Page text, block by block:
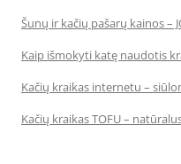
Šunų ir kačių pašarų kainos –
Kaip išmokyti katę naudotis
Kačių kraikas internetu –
Kačių kraikas TOFU –